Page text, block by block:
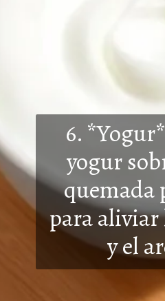
6.
yogur
quemada
para aliviar
y el